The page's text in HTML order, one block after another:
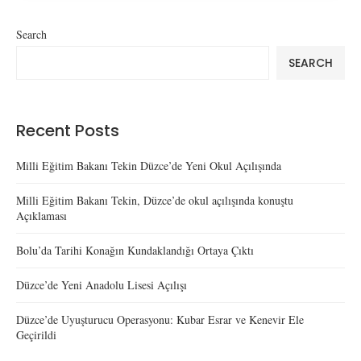
Search
SEARCH
Recent Posts
Milli Eğitim Bakanı Tekin Düzce’de Yeni Okul Açılışında
Milli Eğitim Bakanı Tekin, Düzce’de okul açılışında konuştu
Açıklaması
Bolu’da Tarihi Konağın Kundaklandığı Ortaya Çıktı
Düzce’de Yeni Anadolu Lisesi Açılışı
Düzce’de Uyuşturucu Operasyonu: Kubar Esrar ve Kenevir Ele
Geçirildi